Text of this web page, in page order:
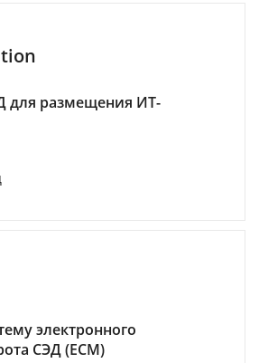
для размещения ИТ-
электронного
СЭД (ECM)